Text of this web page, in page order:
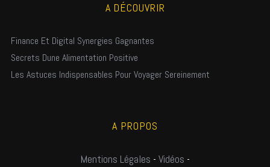
A DÉCOUVRIR
Finance Et Digital Synergies Gagnantes
Secrets Dune Alimentation Positive
Les Astuces Indispensables Pour Voyager Sereinement
A PROPOS
Mentions Légales - Vidéos -